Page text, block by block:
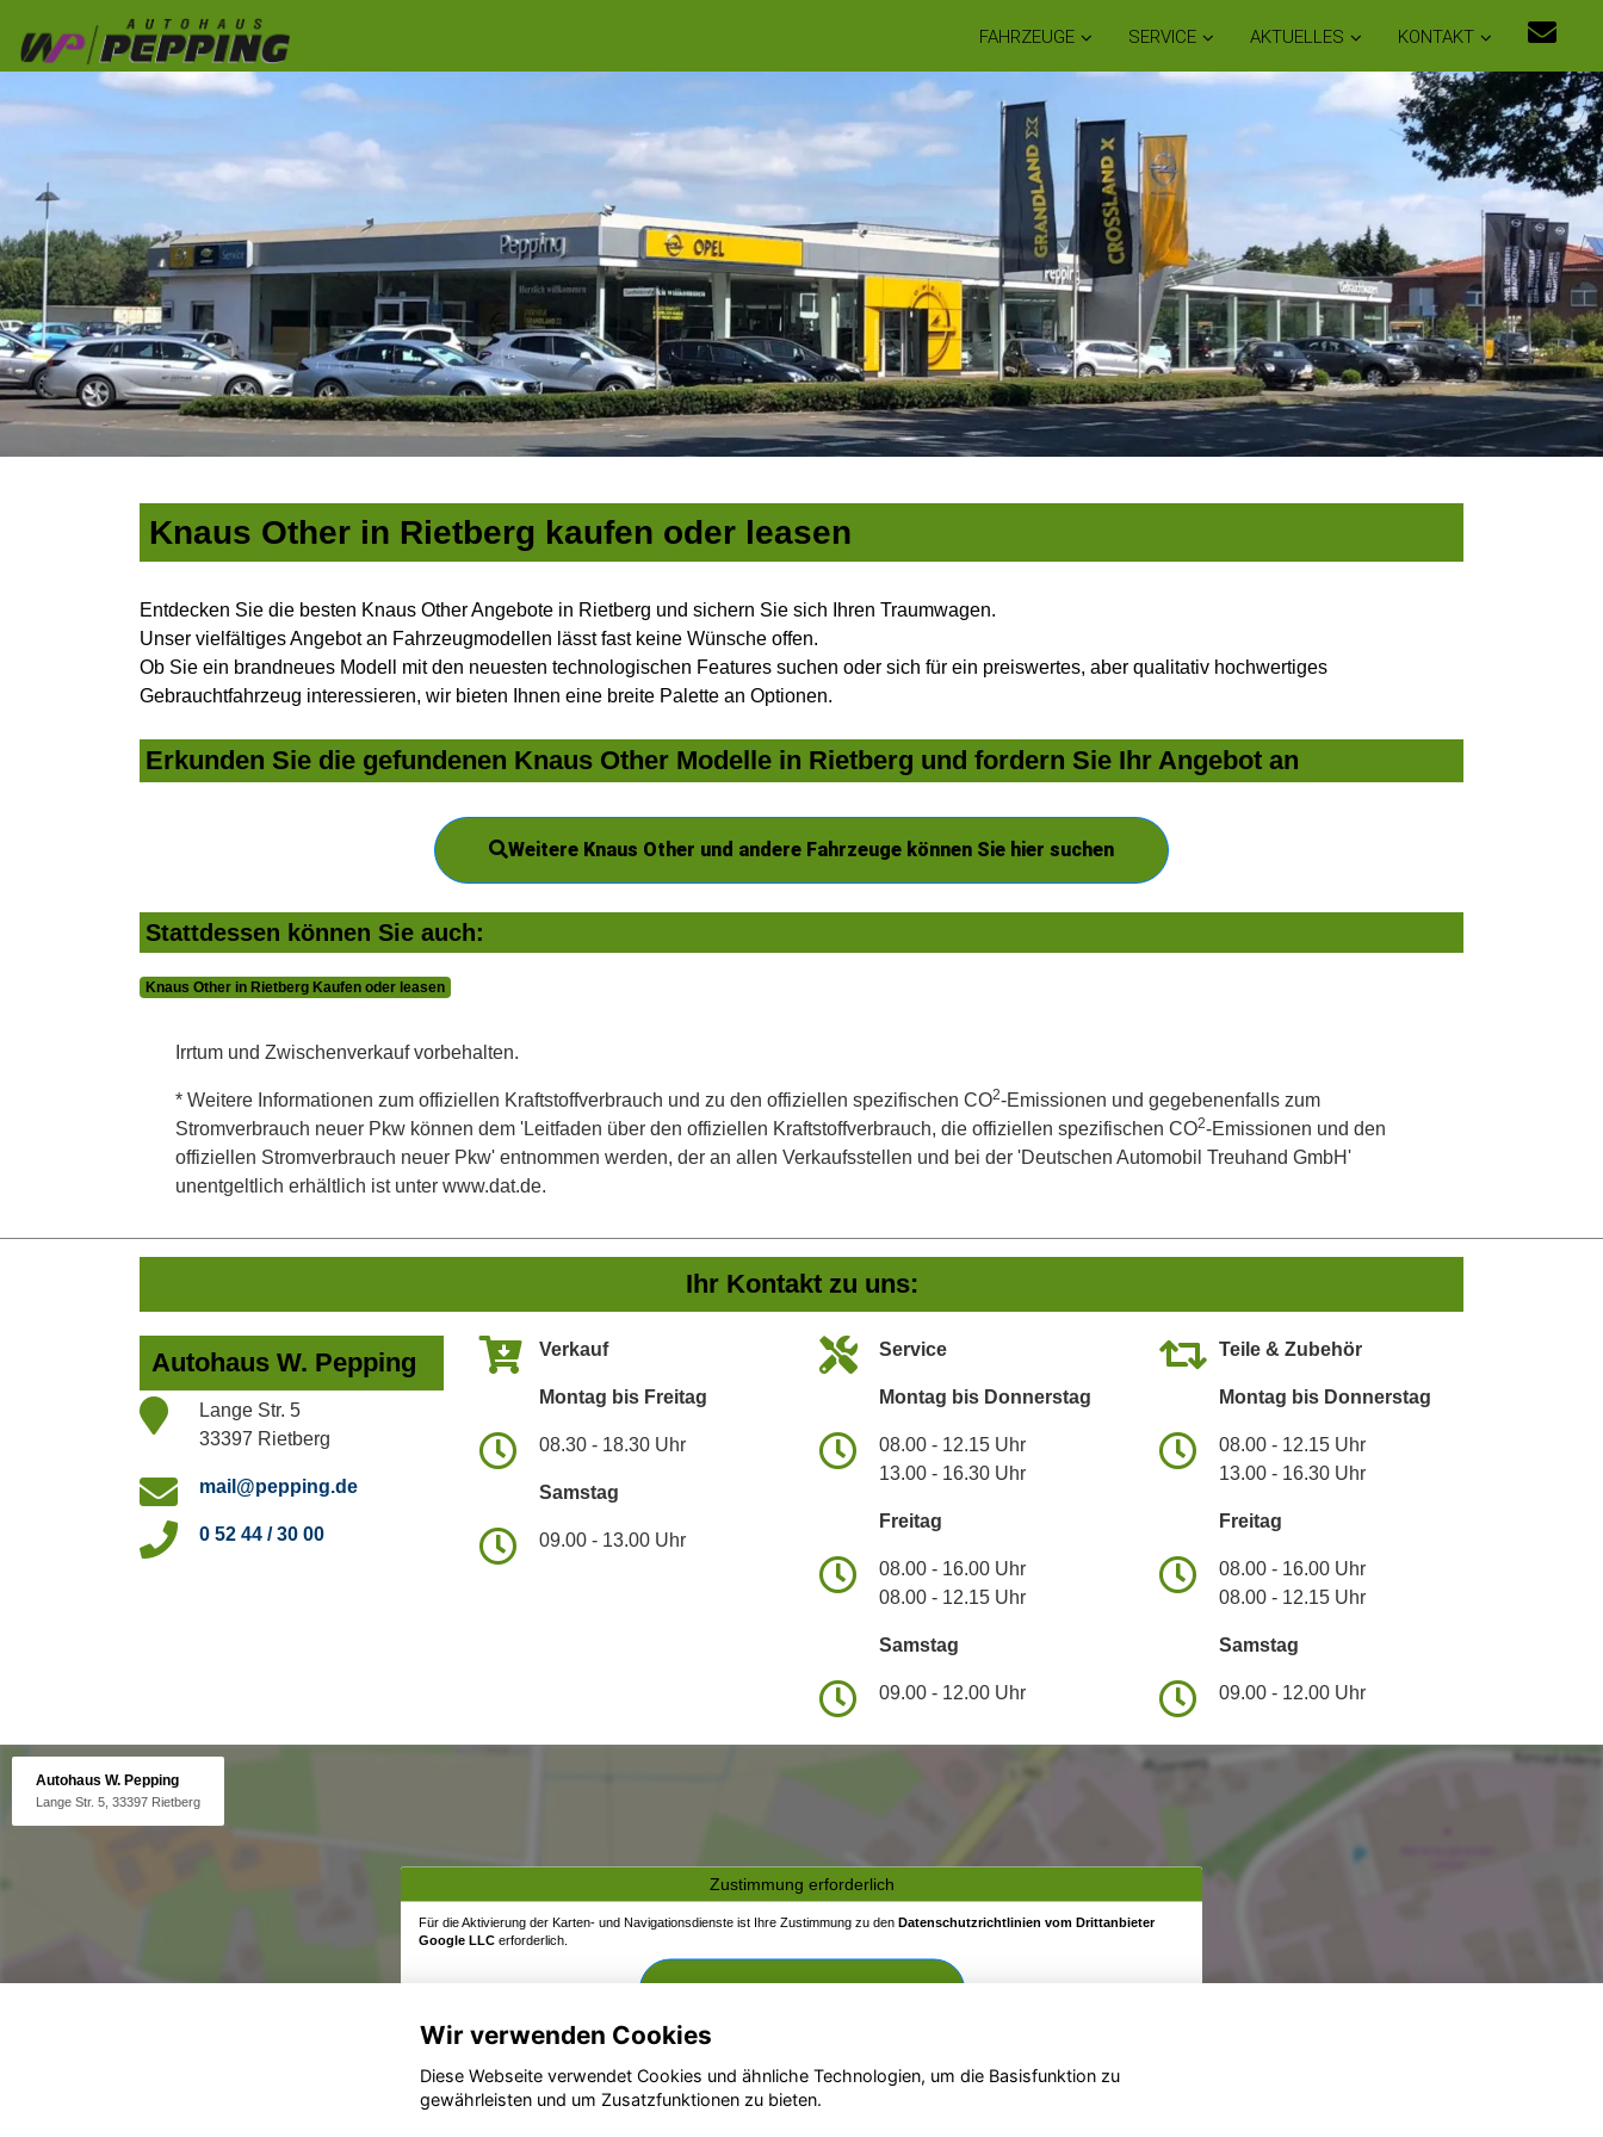
FAHRZEUGE SERVICE AKTUELLES KONTAKT
Knaus Other in Rietberg kaufen oder leasen
Entdecken Sie die besten Knaus Other Angebote in Rietberg und sichern Sie sich Ihren Traumwagen.
Unser vielfältiges Angebot an Fahrzeugmodellen lässt fast keine Wünsche offen.
Ob Sie ein brandneues Modell mit den neuesten technologischen Features suchen oder sich für ein preiswertes, aber qualitativ hochwertiges
Gebrauchtfahrzeug interessieren, wir bieten Ihnen eine breite Palette an Optionen.
Erkunden Sie die gefundenen Knaus Other Modelle in Rietberg und fordern Sie Ihr Angebot an
Weitere Knaus Other und andere Fahrzeuge können Sie hier suchen
Stattdessen können Sie auch:
Knaus Other in Rietberg Kaufen oder leasen
Irrtum und Zwischenverkauf vorbehalten.
* Weitere Informationen zum offiziellen Kraftstoffverbrauch und zu den offiziellen spezifischen CO2-Emissionen und gegebenenfalls zum
Stromverbrauch neuer Pkw können dem 'Leitfaden über den offiziellen Kraftstoffverbrauch, die offiziellen spezifischen CO2-Emissionen und den
offiziellen Stromverbrauch neuer Pkw' entnommen werden, der an allen Verkaufsstellen und bei der 'Deutschen Automobil Treuhand GmbH'
unentgeltlich erhältlich ist unter www.dat.de.
Ihr Kontakt zu uns:
Autohaus W. Pepping
Lange Str. 5
33397 Rietberg
mail@pepping.de
0 52 44 / 30 00
Verkauf
Montag bis Freitag
08.30 - 18.30 Uhr
Samstag
09.00 - 13.00 Uhr
Service
Montag bis Donnerstag
08.00 - 12.15 Uhr
13.00 - 16.30 Uhr
Freitag
08.00 - 16.00 Uhr
08.00 - 12.15 Uhr
Samstag
09.00 - 12.00 Uhr
Teile & Zubehör
Montag bis Donnerstag
08.00 - 12.15 Uhr
13.00 - 16.30 Uhr
Freitag
08.00 - 16.00 Uhr
08.00 - 12.15 Uhr
Samstag
09.00 - 12.00 Uhr
Autohaus W. Pepping
Lange Str. 5, 33397 Rietberg
Zustimmung erforderlich
Für die Aktivierung der Karten- und Navigationsdienste ist Ihre Zustimmung zu den Datenschutzrichtlinien vom Drittanbieter
Google LLC erforderlich.
Zustimmen und aktivieren
Wir verwenden Cookies
Diese Webseite verwendet Cookies und ähnliche Technologien, um die Basisfunktion zu
gewährleisten und um Zusatzfunktionen zu bieten.